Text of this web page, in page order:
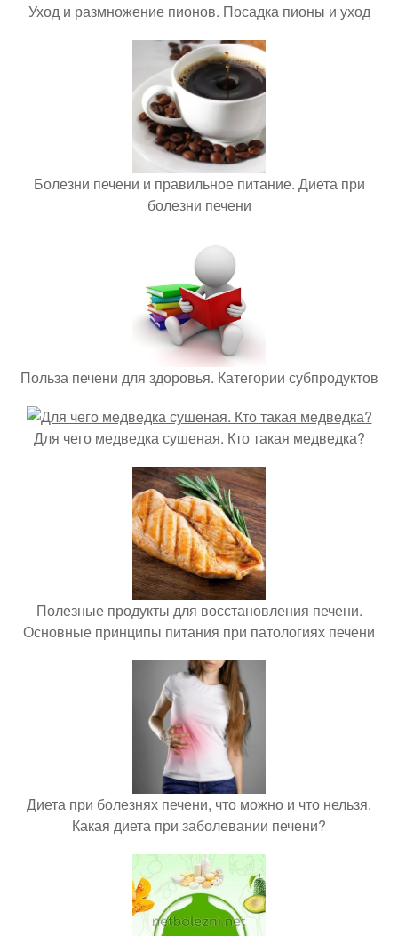
Уход и размножение пионов. Посадка пионы и уход
Болезни печени и правильное питание. Диета при
болезни печени
Польза печени для здоровья. Категории субпродуктов
Для чего медведка сушеная. Кто такая медведка?
Полезные продукты для восстановления печени.
Основные принципы питания при патологиях печени
Диета при болезнях печени, что можно и что нельзя.
Какая диета при заболевании печени?